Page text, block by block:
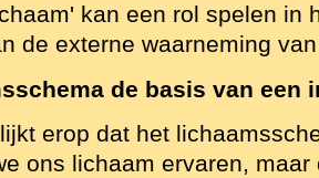
kan een rol spelen in
de externe waarneming
de basis van een
erop dat het
ons lichaam ervaren,